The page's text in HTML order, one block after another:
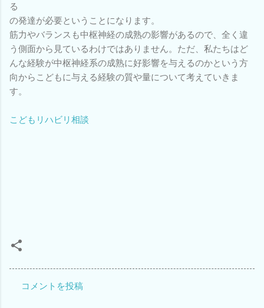
る
の発達が必要ということになります。
筋力やバランスも中枢神経の成熟の影響があるので、全く違
う側面から見ているわけではありません。ただ、私たちはど
んな経験が中枢神経系の成熟に好影響を与えるのかという方
向からこどもに与える経験の質や量について考えていきま
す。
こどもリハビリ相談
コメントを投稿